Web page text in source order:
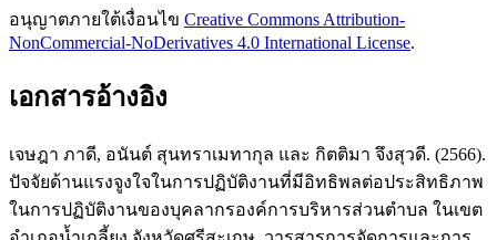
อนุญาตภายใต้เงื่อนไข Creative Commons Attribution-
NonCommercial-NoDerivatives 4.0 International License.
เอกสารอ้างอิง
เจษฎา ภาดี, อนันต์ สุนทราเมทากุล และ กิตติมา จึงสุวดี. (2566).
ปัจจัยด้านแรงจูงใจในการปฏิบัติงานที่มีอิทธิพลต่อประสิทธิภาพ
ในการปฏิบัติงานของบุคลากรองค์การบริหารส่วนตำบล ในเขต